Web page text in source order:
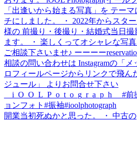
開業当初死ぬかと思った。 ・ 中古の